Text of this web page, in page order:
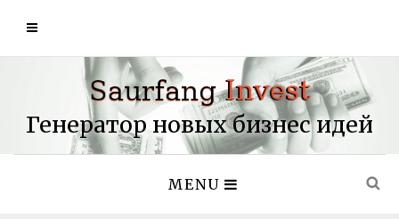
Генератор новых бизнес идей
MENU